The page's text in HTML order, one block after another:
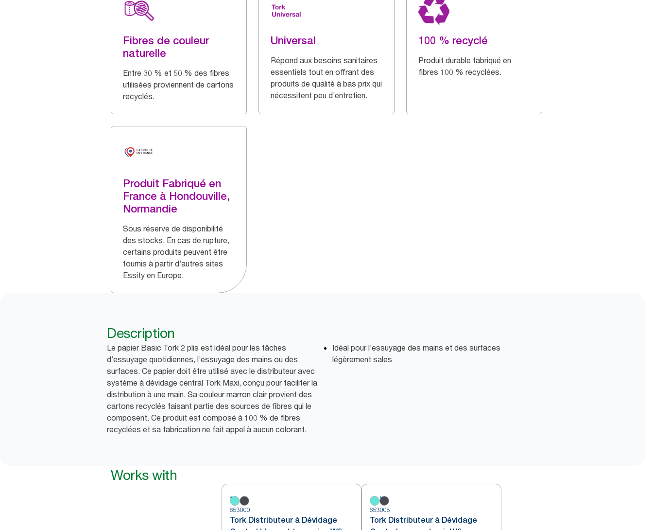
Fibres de couleur
naturelle
Entre 30 % et 50 % des fibres
utilisées proviennent de cartons
recyclés.
Universal
Répond aux besoins sanitaires
essentiels tout en offrant des
produits de qualité à bas prix qui
nécessitent peu d’entretien.
100 % recyclé
Produit durable fabriqué en
fibres 100 % recyclées.
Produit Fabriqué en
France à Hondouville,
Normandie
Sous réserve de disponibilité
des stocks. En cas de rupture,
certains produits peuvent être
fournis à partir d’autres sites
Essity en Europe.
Description
Le papier Basic Tork 2 plis est idéal pour les tâches
d’essuyage quotidiennes, l’essuyage des mains ou des
surfaces. Ce papier doit être utilisé avec le distributeur avec
système à dévidage central Tork Maxi, conçu pour faciliter la
distribution à une main. Sa couleur marron clair provient des
cartons recyclés faisant partie des sources de fibres qui le
composent. Ce produit est composé à 100 % de fibres
recyclées et sa fabrication ne fait appel à aucun colorant.
Idéal pour l’essuyage des mains et des surfaces
légèrement sales
Works with
653000
Tork Distributeur à Dévidage
653008
Tork Distributeur à Dévidage